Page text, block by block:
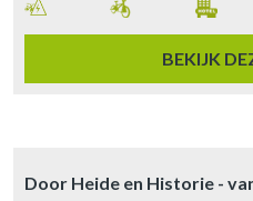
BEKIJK
Door Heide en Historie -